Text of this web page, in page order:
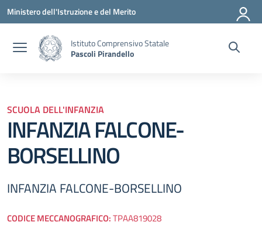
Vai ai contenuti
Vai al menu di navigazione
Vai al footer
Ministero dell'Istruzione e del Merito
Istituto Comprensivo Statale
Pascoli Pirandello
SCUOLA DELL'INFANZIA
INFANZIA FALCONE-
BORSELLINO
INFANZIA FALCONE-BORSELLINO
CODICE MECCANOGRAFICO:TPAA819028